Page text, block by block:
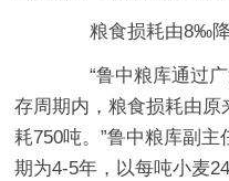
粮食损耗由8‰
“鲁中粮库通过广
存周期内，粮食损耗由
耗750吨。”鲁中粮库副
期为4-5年，以每吨小麦